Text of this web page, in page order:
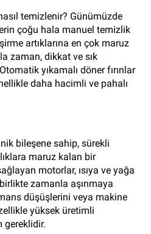
temizlenir? Günümüzde
çoğu hala manuel temizlik
artıklarına en çok maruz
zaman, dikkat ve sık
yıkamalı döner fırınlar
daha hacimli ve pahalı
bileşene sahip, sürekli
maruz kalan bir
motorlar, ısıya ve yağa
zamanla aşınmaya
düşüşlerini veya makine
yüksek üretimli
gereklidir.